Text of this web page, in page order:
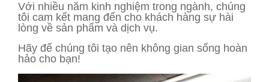
Với nhiều năm kinh nghiệm trong ngành, chúng
tôi cam kết mang đến cho khách hàng sự hài
lòng về sản phẩm và dịch vụ.
Hãy để chúng tôi tạo nên không gian sống hoàn
hảo cho bạn!